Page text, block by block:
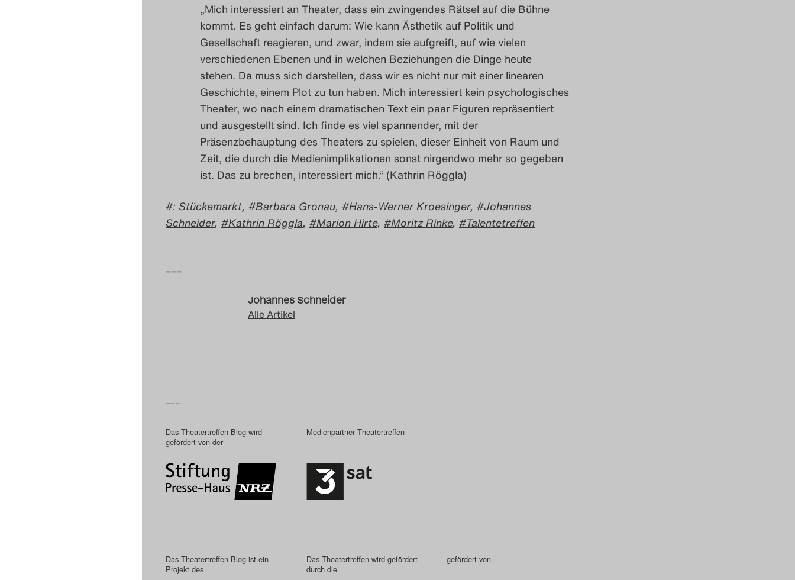
„Mich interessiert an Theater, dass ein zwingendes Rätsel auf die Bühne
kommt. Es geht einfach darum: Wie kann Ästhetik auf Politik und
Gesellschaft reagieren, und zwar, indem sie aufgreift, auf wie vielen
verschiedenen Ebenen und in welchen Beziehungen die Dinge heute
stehen. Da muss sich darstellen, dass wir es nicht nur mit einer linearen
Geschichte, einem Plot zu tun haben. Mich interessiert kein psychologisches
Theater, wo nach einem dramatischen Text ein paar Figuren repräsentiert
und ausgestellt sind. Ich finde es viel spannender, mit der
Präsenzbehauptung des Theaters zu spielen, dieser Einheit von Raum und
Zeit, die durch die Medienimplikationen sonst nirgendwo mehr so gegeben
ist. Das zu brechen, interessiert mich.“ (Kathrin Röggla)
: Stückemarkt, Barbara Gronau, Hans-Werner Kroesinger,
Johannes
Schneider, Kathrin Röggla, Marion Hirte, Moritz Rinke, Talentetreffen
–––
Johannes Schneider
Alle Artikel
–––
Das Theatertreffen-Blog wird
gefördert von der
Medienpartner Theatertreffen
Das Theatertreffen-Blog ist ein
Projekt des
Das Theatertreffen wird gefördert
durch die
gefördert von